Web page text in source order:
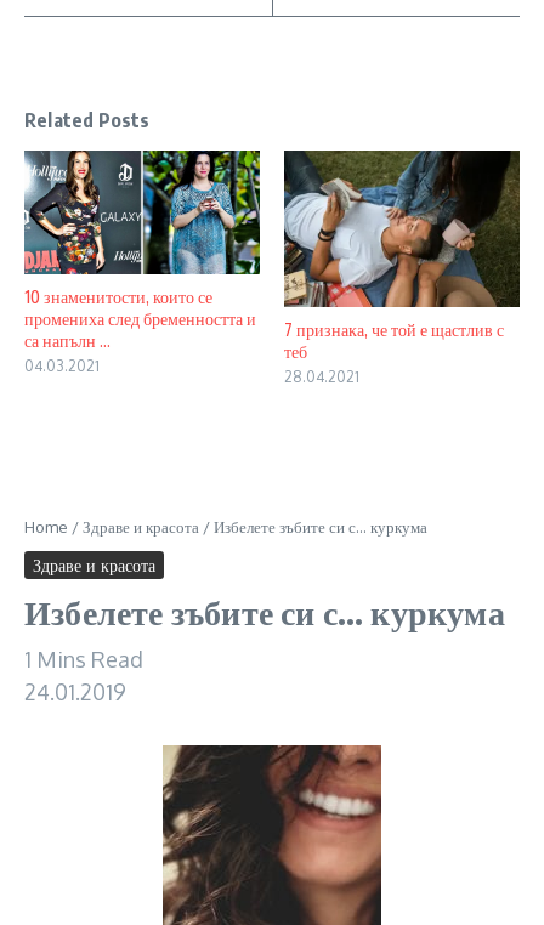
Related Posts
10 знаменитости, които се
промениха след бременността и
са напълн ...
04.03.2021
7 признака, че той е щастлив с
теб
28.04.2021
Home /Здраве и красота /Избелете зъбите си с… куркума
Здраве и красота
Избелете зъбите си с… куркума
1 Mins Read
24.01.2019